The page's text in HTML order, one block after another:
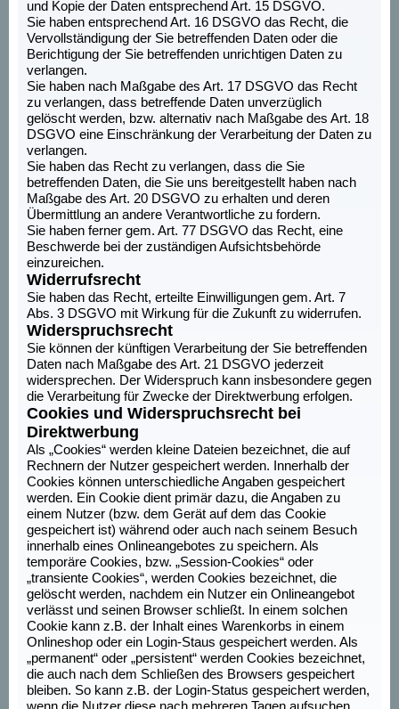
und Kopie der Daten entsprechend Art. 15 DSGVO.
Sie haben entsprechend Art. 16 DSGVO das Recht, die
Vervollständigung der Sie betreffenden Daten oder die
Berichtigung der Sie betreffenden unrichtigen Daten zu
verlangen.
Sie haben nach Maßgabe des Art. 17 DSGVO das Recht
zu verlangen, dass betreffende Daten unverzüglich
gelöscht werden, bzw. alternativ nach Maßgabe des Art. 18
DSGVO eine Einschränkung der Verarbeitung der Daten zu
verlangen.
Sie haben das Recht zu verlangen, dass die Sie
betreffenden Daten, die Sie uns bereitgestellt haben nach
Maßgabe des Art. 20 DSGVO zu erhalten und deren
Übermittlung an andere Verantwortliche zu fordern.
Sie haben ferner gem. Art. 77 DSGVO das Recht, eine
Beschwerde bei der zuständigen Aufsichtsbehörde
einzureichen.
Widerrufsrecht
Sie haben das Recht, erteilte Einwilligungen gem. Art. 7
Abs. 3 DSGVO mit Wirkung für die Zukunft zu widerrufen.
Widerspruchsrecht
Sie können der künftigen Verarbeitung der Sie betreffenden
Daten nach Maßgabe des Art. 21 DSGVO jederzeit
widersprechen. Der Widerspruch kann insbesondere gegen
die Verarbeitung für Zwecke der Direktwerbung erfolgen.
Cookies und Widerspruchsrecht bei
Direktwerbung
Als „Cookies“ werden kleine Dateien bezeichnet, die auf
Rechnern der Nutzer gespeichert werden. Innerhalb der
Cookies können unterschiedliche Angaben gespeichert
werden. Ein Cookie dient primär dazu, die Angaben zu
einem Nutzer (bzw. dem Gerät auf dem das Cookie
gespeichert ist) während oder auch nach seinem Besuch
innerhalb eines Onlineangebotes zu speichern. Als
temporäre Cookies, bzw. „Session-Cookies“ oder
„transiente Cookies“, werden Cookies bezeichnet, die
gelöscht werden, nachdem ein Nutzer ein Onlineangebot
verlässt und seinen Browser schließt. In einem solchen
Cookie kann z.B. der Inhalt eines Warenkorbs in einem
Onlineshop oder ein Login-Staus gespeichert werden. Als
„permanent“ oder „persistent“ werden Cookies bezeichnet,
die auch nach dem Schließen des Browsers gespeichert
bleiben. So kann z.B. der Login-Status gespeichert werden,